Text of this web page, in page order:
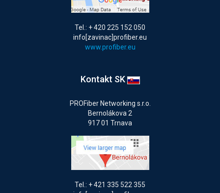
Tel.: + 420 225 152 050
info[zavinac]profiber.eu
www.profiber.eu
Kontakt SK
PROFiber Networking s.r.o.
Bernolákova 2
917 01 Trnava
Tel.: + 421 335 522 355